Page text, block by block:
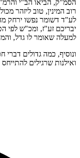
הסמ"ק, הביאו הב"י
רוב המינין, טוב ליזהר
לע"ד דשומר נפשו ירחק
יבריכם זע"ז, ומכ"ש לפי
למעלה שאומר לו גדל,
ונוסיף, כמה גדולים
ואילנות שרגילים